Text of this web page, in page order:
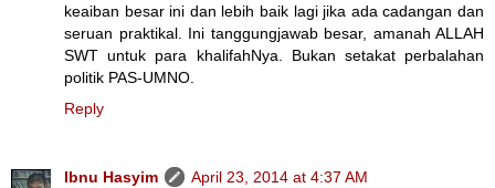
keaiban besar ini dan lebih baik lagi jika ada cadangan dan
seruan praktikal. Ini tanggungjawab besar, amanah ALLAH
SWT untuk para khalifahNya. Bukan setakat perbalahan
politik PAS-UMNO.
Reply
Ibnu Hasyim
April 23, 2014 at 4:37 AM